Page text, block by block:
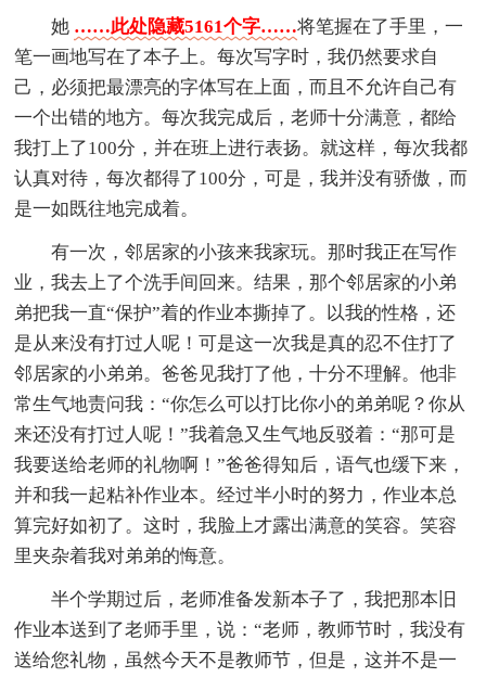
她 ……此处隐藏5161个字……将笔握在了手里，一
笔一画地写在了本子上。每次写字时，我仍然要求自
己，必须把最漂亮的字体写在上面，而且不允许自己有
一个出错的地方。每次我完成后，老师十分满意，都给
我打上了100分，并在班上进行表扬。就这样，每次我都
认真对待，每次都得了100分，可是，我并没有骄傲，而
是一如既往地完成着。
有一次，邻居家的小孩来我家玩。那时我正在写作
业，我去上了个洗手间回来。结果，那个邻居家的小弟
弟把我一直“保护”着的作业本撕掉了。以我的性格，还
是从来没有打过人呢！可是这一次我是真的忍不住打了
邻居家的小弟弟。爸爸见我打了他，十分不理解。他非
常生气地责问我：“你怎么可以打比你小的弟弟呢？你从
来还没有打过人呢！”我着急又生气地反驳着：“那可是
我要送给老师的礼物啊！”爸爸得知后，语气也缓下来，
并和我一起粘补作业本。经过半小时的努力，作业本总
算完好如初了。这时，我脸上才露出满意的笑容。笑容
里夹杂着我对弟弟的悔意。
半个学期过后，老师准备发新本子了，我把那本旧
作业本送到了老师手里，说：“老师，教师节时，我没有
送给您礼物，虽然今天不是教师节，但是，这并不是一